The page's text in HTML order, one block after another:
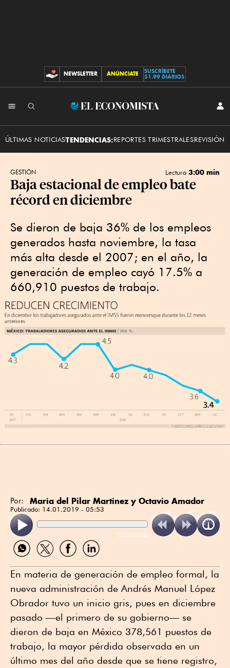
CONTRIBUCIONES
NEWSLETTER ANÚNCIATE
SUSCRÍBETE
$1.99 DIARIOS
El
ÚLTIMAS NOTICIASTENDENCIAS:REPORTES TRIMESTRALESREVISIÓN
GESTIÓN Lectura 3:00 min
Baja estacional de empleo bate
récord en diciembre
Se dieron de baja 36% de los empleos
generados hasta noviembre, la tasa
más alta desde el 2007; en el año, la
generación de empleo cayó 17.5% a
660,910 puestos de trabajo.
Por: María del Pilar Martínez y Octavio Amador
Publicado: 14.01.2019 - 05:53
ReadSpeaker
Compartir
por
Compartir
por
Compartir
por
Compartir
por
En materia de generación de empleo formal, la
nueva administración de Andrés Manuel López
Obrador tuvo un inicio gris, pues en diciembre
pasado —el primero de su gobierno— se
dieron de baja en México 378,561 puestos de
trabajo, la mayor pérdida observada en un
último mes del año desde que se tiene registro,